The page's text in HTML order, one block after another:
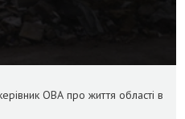
ОВА про життя області в